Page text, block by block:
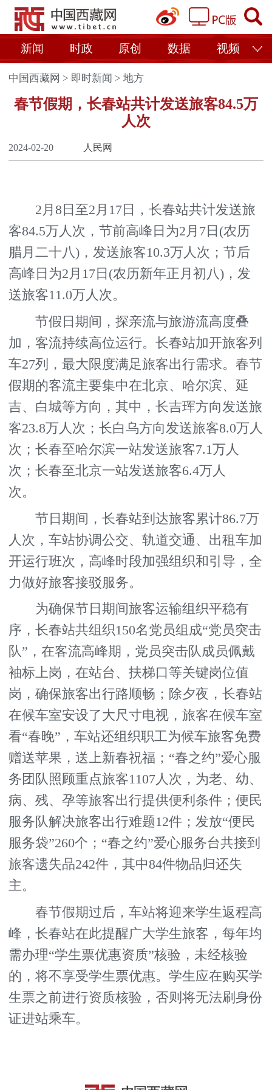
新闻 时政 原创 数据 视频
中国西藏网 > 即时新闻 >地方
春节假期，长春站共计发送旅客84.5万
人次
2024-02-20 人民网
2月8日至2月17日，长春站共计发送旅
客84.5万人次，节前高峰日为2月7日(农历
腊月二十八)，发送旅客10.3万人次；节后
高峰日为2月17日(农历新年正月初八)，发
送旅客11.0万人次。
节假日期间，探亲流与旅游流高度叠
加，客流持续高位运行。长春站加开旅客列
车27列，最大限度满足旅客出行需求。春节
假期的客流主要集中在北京、哈尔滨、延
吉、白城等方向，其中，长吉珲方向发送旅
客23.8万人次；长白乌方向发送旅客8.0万人
次；长春至哈尔滨一站发送旅客7.1万人
次；长春至北京一站发送旅客6.4万人
次。
节日期间，长春站到达旅客累计86.7万
人次，车站协调公交、轨道交通、出租车加
开运行班次，高峰时段加强组织和引导，全
力做好旅客接驳服务。
为确保节日期间旅客运输组织平稳有
序，长春站共组织150名党员组成“党员突击
队”，在客流高峰期，党员突击队成员佩戴
袖标上岗，在站台、扶梯口等关键岗位值
岗，确保旅客出行路顺畅；除夕夜，长春站
在候车室安设了大尺寸电视，旅客在候车室
看“春晚”，车站还组织职工为候车旅客免费
赠送苹果，送上新春祝福；“春之约”爱心服
务团队照顾重点旅客1107人次，为老、幼、
病、残、孕等旅客出行提供便利条件；便民
服务队解决旅客出行难题12件；发放“便民
服务袋”260个；“春之约”爱心服务台共接到
旅客遗失品242件，其中84件物品归还失
主。
春节假期过后，车站将迎来学生返程高
峰，长春站在此提醒广大学生旅客，每年均
需办理“学生票优惠资质”核验，未经核验
的，将不享受学生票优惠。学生应在购买学
生票之前进行资质核验，否则将无法刷身份
证进站乘车。